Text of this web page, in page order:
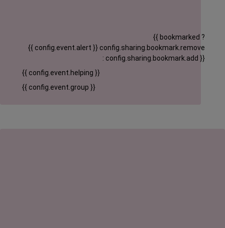
{{ config.event.alert }}
{{ bookmarked ?
config.sharing.bookmark.remove
: config.sharing.bookmark.add }}
{{ config.event.helping }}
{{ config.event.group }}